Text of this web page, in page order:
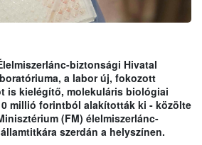
biztonsági Hivatal
a labor új, fokozott
is kielégítő, molekuláris biológiai
millió forintból alakították ki - közölte
(FM) élelmiszerlánc-
szerdán a helyszínen.